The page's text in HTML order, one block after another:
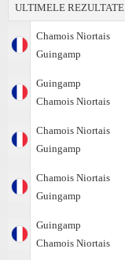
ULTIMELE REZULTATE
Chamois Niortais
Guingamp
Guingamp
Chamois Niortais
Chamois Niortais
Guingamp
Chamois Niortais
Guingamp
Guingamp
Chamois Niortais